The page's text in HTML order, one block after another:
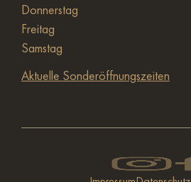
Donnerstag
Freitag
Samstag
Aktuelle Sonderöffnungszeiten